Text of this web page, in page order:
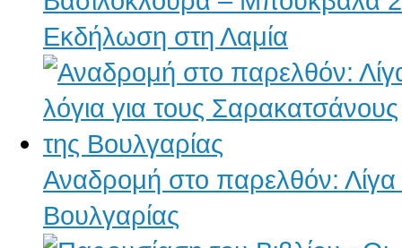
Εκδήλωση στη Λαμία
Αναδρομή στο παρελθόν: Λίγα
Βουλγαρίας